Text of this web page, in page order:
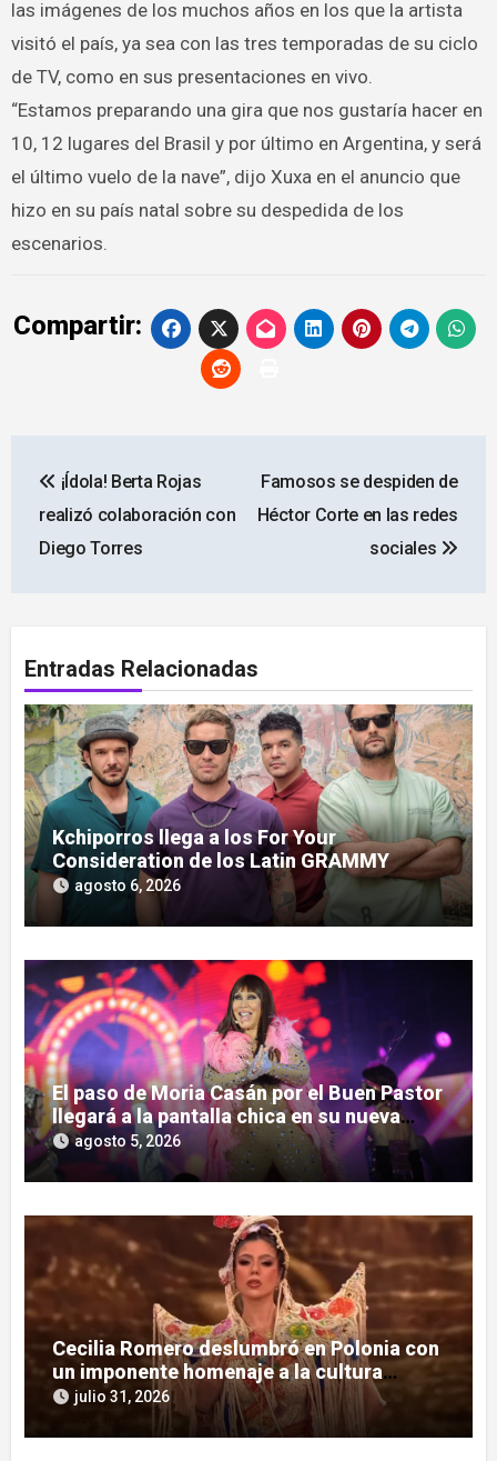
las imágenes de los muchos años en los que la artista
visitó el país, ya sea con las tres temporadas de su ciclo
de TV, como en sus presentaciones en vivo.
“Estamos preparando una gira que nos gustaría hacer en
10, 12 lugares del Brasil y por último en Argentina, y será
el último vuelo de la nave”, dijo Xuxa en el anuncio que
hizo en su país natal sobre su despedida de los
escenarios.
Compartir:
de
entradas
¡Ídola! Berta Rojas
realizó colaboración con
Diego Torres
Famosos se despiden de
Héctor Corte en las redes
sociales
Entradas Relacionadas
Kchiporros llega a los For Your
Consideration de los Latin GRAMMY
agosto 6, 2026
El paso de Moria Casán por el Buen Pastor
llegará a la pantalla chica en su nueva
serie documental
agosto 5, 2026
Cecilia Romero deslumbró en Polonia con
un imponente homenaje a la cultura
guaraní
julio 31, 2026